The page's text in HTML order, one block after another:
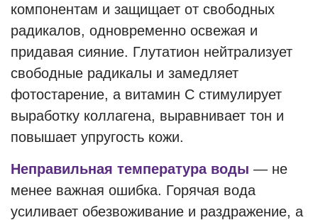
компонентам и защищает от свободных
радикалов, одновременно освежая и
придавая сияние. Глутатион нейтрализует
свободные радикалы и замедляет
фотостарение, а витамин С стимулирует
выработку коллагена, выравнивает тон и
повышает упругость кожи.
Неправильная температура воды — не
менее важная ошибка. Горячая вода
усиливает обезвоживание и раздражение, а